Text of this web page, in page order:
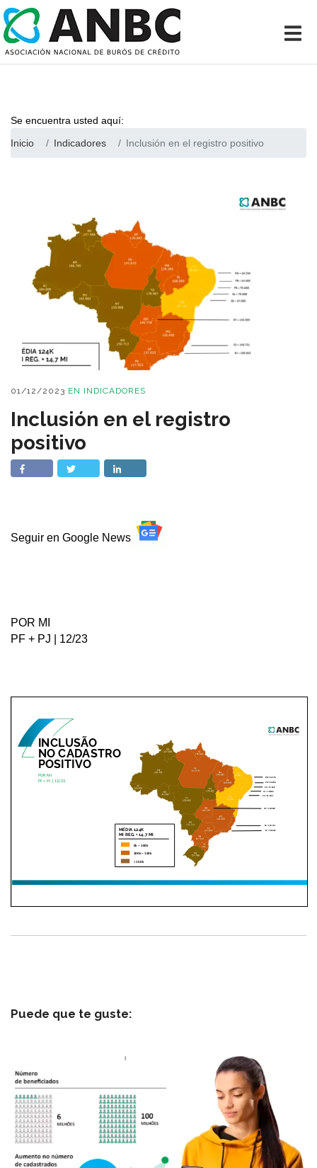
Se encuentra usted aquí:
Inicio
Indicadores Inclusión en el registro positivo
01/12/2023 EN INDICADORES
Inclusión en el registro
positivo
Seguir en Google News
POR MI
PF + PJ | 12/23
Puede que te guste: